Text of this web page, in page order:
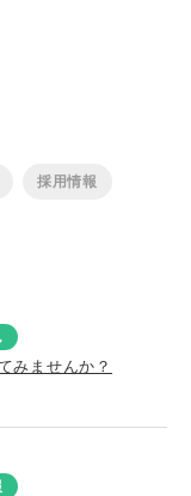
採用情報
みませんか？